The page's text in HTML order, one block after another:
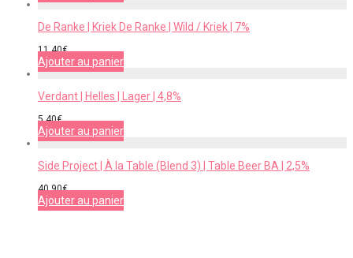
De Ranke | Kriek De Ranke | Wild / Kriek | 7%
11,40€
Ajouter au panier
Verdant | Helles | Lager | 4,8%
5,40€
Ajouter au panier
Side Project | À la Table (Blend 3) | Table Beer BA | 2,5%
40,90€
Ajouter au panier